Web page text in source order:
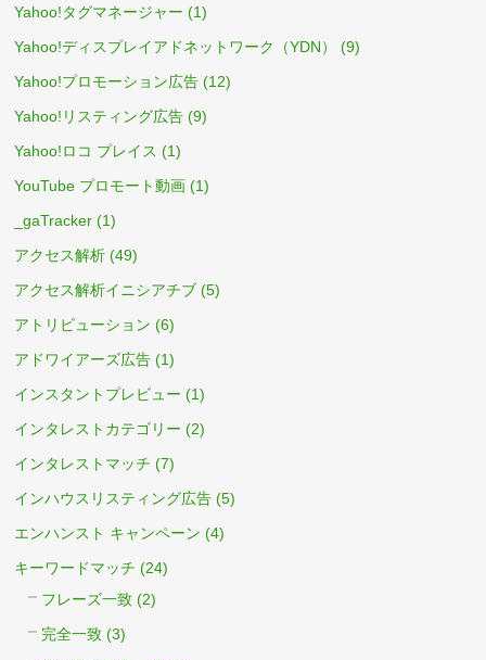
Yahoo!タグマネージャー (1)
Yahoo!ディスプレイアドネットワーク（YDN）
(9)
Yahoo!プロモーション広告 (12)
Yahoo!リスティング広告 (9)
Yahoo!ロコ プレイス (1)
YouTube プロモート動画 (1)
_gaTracker (1)
アクセス解析 (49)
アクセス解析イニシアチブ (5)
アトリビューション (6)
アドワイアーズ広告 (1)
インスタントプレビュー (1)
インタレストカテゴリー (2)
インタレストマッチ (7)
インハウスリスティング広告 (5)
エンハンスト キャンペーン (4)
キーワードマッチ (24)
フレーズ一致 (2)
完全一致 (3)